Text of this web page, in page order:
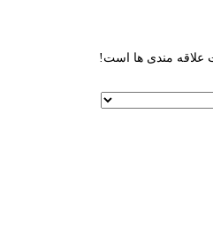
علاقه مندی ها است!